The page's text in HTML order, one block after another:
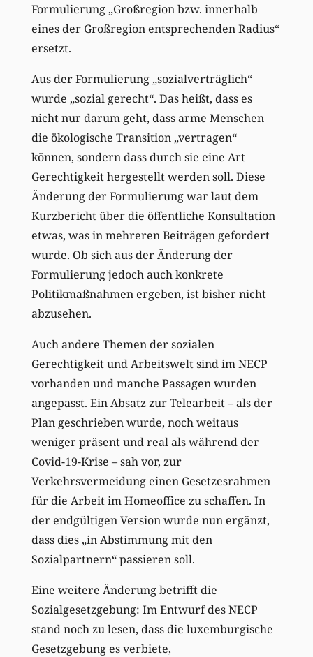
Formulierung „Großregion bzw. innerhalb
eines der Großregion entsprechenden Radius“
ersetzt.
Aus der Formulierung „sozialverträglich“
wurde „sozial gerecht“. Das heißt, dass es
nicht nur darum geht, dass arme Menschen
die ökologische Transition „vertragen“
können, sondern dass durch sie eine Art
Gerechtigkeit hergestellt werden soll. Diese
Änderung der Formulierung war laut dem
Kurzbericht über die öffentliche Konsultation
etwas, was in mehreren Beiträgen gefordert
wurde. Ob sich aus der Änderung der
Formulierung jedoch auch konkrete
Politikmaßnahmen ergeben, ist bisher nicht
abzusehen.
Auch andere Themen der sozialen
Gerechtigkeit und Arbeitswelt sind im NECP
vorhanden und manche Passagen wurden
angepasst. Ein Absatz zur Telearbeit – als der
Plan geschrieben wurde, noch weitaus
weniger präsent und real als während der
Covid-19-Krise – sah vor, zur
Verkehrsvermeidung einen Gesetzesrahmen
für die Arbeit im Homeoffice zu schaffen. In
der endgültigen Version wurde nun ergänzt,
dass dies „in Abstimmung mit den
Sozialpartnern“ passieren soll.
Eine weitere Änderung betrifft die
Sozialgesetzgebung: Im Entwurf des NECP
stand noch zu lesen, dass die luxemburgische
Gesetzgebung es verbiete,